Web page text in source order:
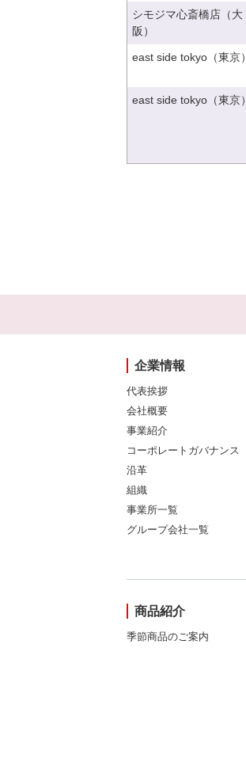
シモジマ心斎橋店（大
阪）
east side tokyo（東京）
east side tokyo（東京）
企業情報
代表挨拶
会社概要
事業紹介
コーポレートガバナンス
沿革
組織
事業所一覧
グループ会社一覧
商品紹介
季節商品のご案内